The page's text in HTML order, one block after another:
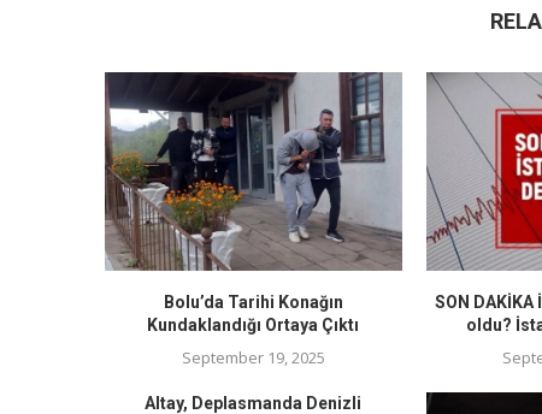
Bolu’da Tarihi Konağın
Kundaklandığı Ortaya Çıktı
September 19, 2025
SON DAKİKA
oldu?
Altay, Deplasmanda Denizli